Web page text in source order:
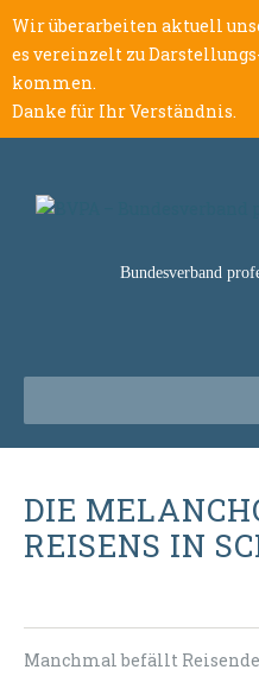
Wir überarbeiten aktuell
es vereinzelt zu
kommen.
Danke für Ihr Verständnis.
Bundesverband
DIE
REISENS IN
Manchmal befällt